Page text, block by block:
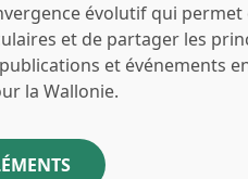
évolutif qui
et de partager les
et événements
la Wallonie.